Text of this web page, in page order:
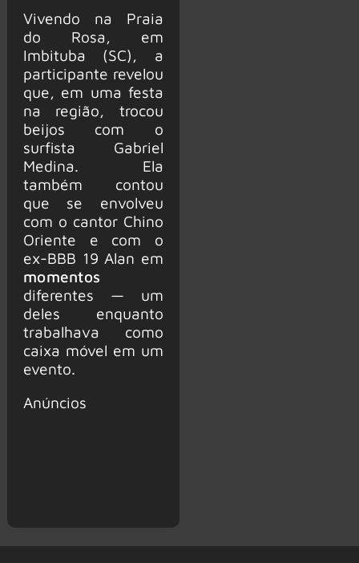
Vivendo na Praia
do Rosa, em
Imbituba (SC), a
participante revelou
que, em uma festa
na região, trocou
beijos com o
surfista Gabriel
Medina. Ela
também contou
que se envolveu
com o cantor Chino
Oriente e com o
ex-BBB 19 Alan em
momentos
diferentes — um
deles enquanto
trabalhava como
caixa móvel em um
evento.
Anúncios